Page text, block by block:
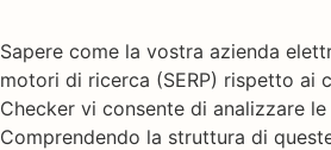
Sapere come la vostra azienda
motori di ricerca (SERP) rispetto ai
Checker vi consente di analizzare
Comprendendo la struttura di